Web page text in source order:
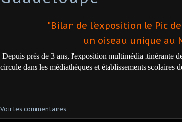
"Bilan de l'exposition le Pic
un oiseau unique au
Depuis près de 3 ans, l'exposition multimédia itinérante
circule dans les médiathèques et établissements scolaires
Voir les commentaires